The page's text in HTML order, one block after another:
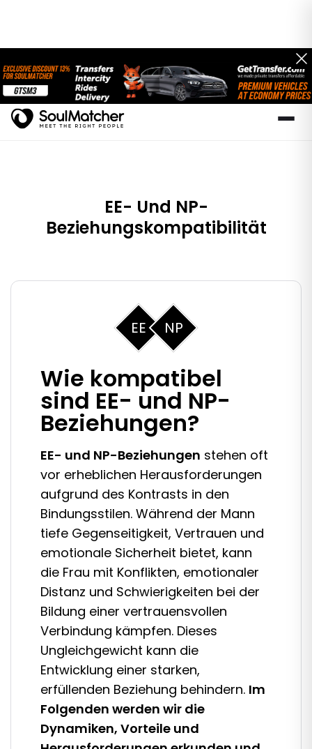
EE- Und NP-
Beziehungskompatibilität
EE NP
Wie kompatibel
sind EE- und NP-
Beziehungen?
EE- und NP-Beziehungen stehen oft
vor erheblichen Herausforderungen
aufgrund des Kontrasts in den
Bindungsstilen. Während der Mann
tiefe Gegenseitigkeit, Vertrauen und
emotionale Sicherheit bietet, kann
die Frau mit Konflikten, emotionaler
Distanz und Schwierigkeiten bei der
Bildung einer vertrauensvollen
Verbindung kämpfen. Dieses
Ungleichgewicht kann die
Entwicklung einer starken,
erfüllenden Beziehung behindern. Im
Folgenden werden wir die
Dynamiken, Vorteile und